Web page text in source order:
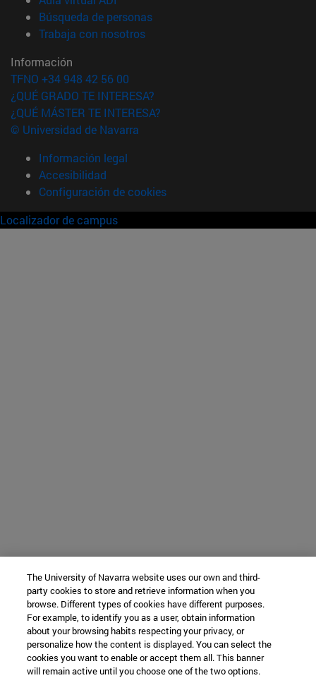
Búsqueda de personas(abre en nueva ventana)
Trabaja con nosotros(abre en nueva ventana)
Información
TFNO +34 948 42 56 00
¿QUÉ GRADO TE INTERESA?
¿QUÉ MÁSTER TE INTERESA?
© Universidad de Navarra
Información legal
Accesibilidad
Configuración de cookies
Localizador de campus
The University of Navarra website uses our own and third-
party cookies to store and retrieve information when you
browse. Different types of cookies have different purposes.
For example, to identify you as a user, obtain information
about your browsing habits respecting your privacy, or
personalize how the content is displayed. You can select the
cookies you want to enable or accept them all. This banner
will remain active until you choose one of the two options.